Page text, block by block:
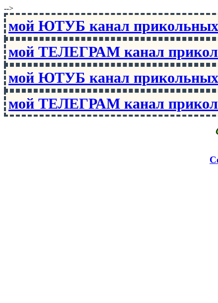
-->
мой ЮТУБ канал
мой ТЕЛЕГРАМ канал
мой ЮТУБ канал
мой ТЕЛЕГРАМ канал